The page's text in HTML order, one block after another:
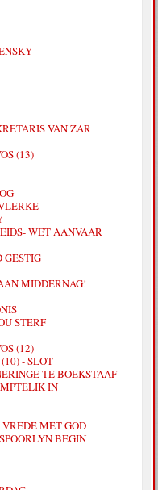
VAN ZAR
(13)
WET AANVAAR
GESTIG
MIDDERNAG!
STERF
(12)
- SLOT
TE BOEKSTAAF
IN
MET GOD
BEGIN